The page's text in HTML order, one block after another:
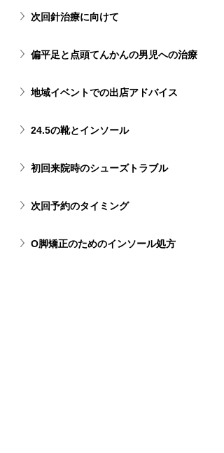
次回針治療に向けて
偏平足と点頭てんかんの男児への治療
地域イベントでの出店アドバイス
24.5の靴とインソール
初回来院時のシューズトラブル
次回予約のタイミング
O脚矯正のためのインソール処方